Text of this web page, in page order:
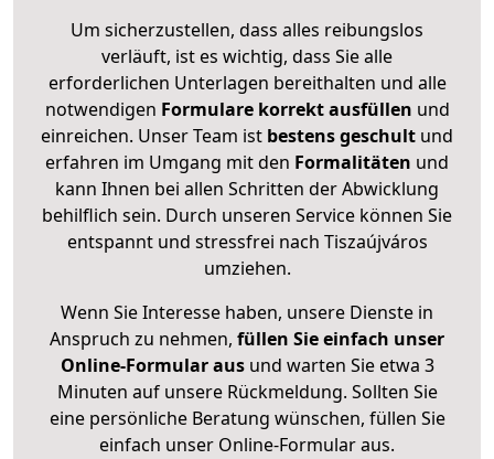
Um sicherzustellen, dass alles reibungslos
verläuft, ist es wichtig, dass Sie alle
erforderlichen Unterlagen bereithalten und alle
notwendigen Formulare korrekt ausfüllen und
einreichen. Unser Team ist bestens geschult und
erfahren im Umgang mit den Formalitäten und
kann Ihnen bei allen Schritten der Abwicklung
behilflich sein. Durch unseren Service können Sie
entspannt und stressfrei nach Tiszaújváros
umziehen.
Wenn Sie Interesse haben, unsere Dienste in
Anspruch zu nehmen, füllen Sie einfach unser
Online-Formular ausund warten Sie etwa 3
Minuten auf unsere Rückmeldung. Sollten Sie
eine persönliche Beratung wünschen, füllen Sie
einfach unser Online-Formular aus.